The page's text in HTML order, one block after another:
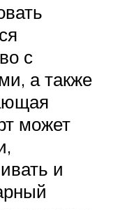
с
а также
может
и